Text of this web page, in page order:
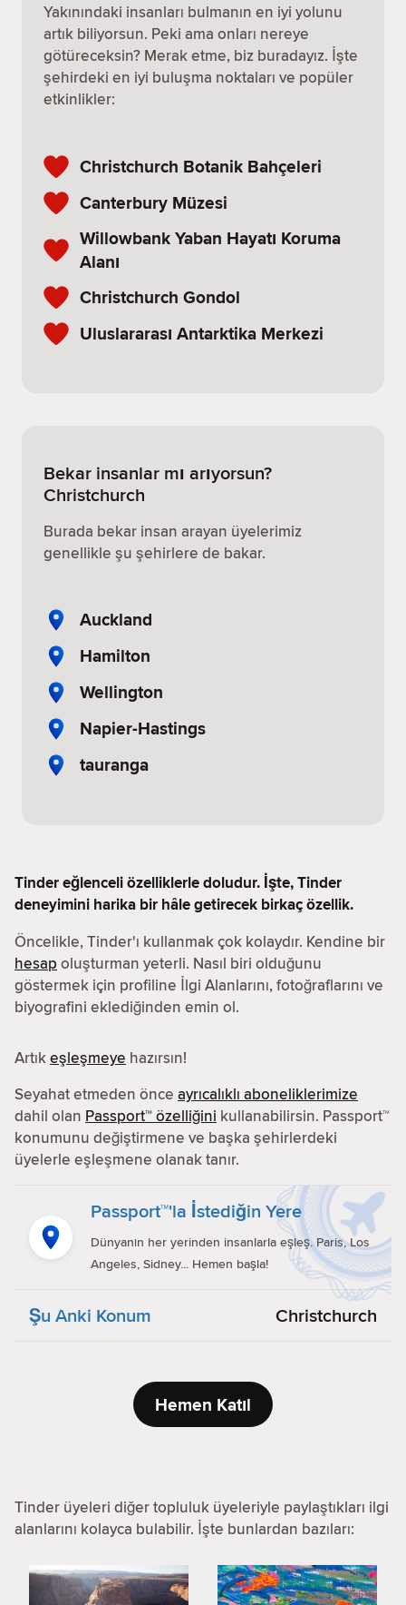
Yakınındaki insanları bulmanın en iyi yolunu
artık biliyorsun. Peki ama onları nereye
götüreceksin? Merak etme, biz buradayız. İşte
şehirdeki en iyi buluşma noktaları ve popüler
etkinlikler:
Christchurch Botanik Bahçeleri
Canterbury Müzesi
Willowbank Yaban Hayatı Koruma
Alanı
Christchurch Gondol
Uluslararası Antarktika Merkezi
Bekar insanlar mı arıyorsun?
Christchurch
Burada bekar insan arayan üyelerimiz
genellikle şu şehirlere de bakar.
Auckland
Hamilton
Wellington
Napier-Hastings
tauranga
Tinder eğlenceli özelliklerle doludur. İşte, Tinder
deneyimini harika bir hâle getirecek birkaç özellik.
Öncelikle, Tinder'ı kullanmak çok kolaydır. Kendine bir
hesap oluşturman yeterli. Nasıl biri olduğunu
göstermek için profiline İlgi Alanlarını, fotoğraflarını ve
biyografini eklediğinden emin ol.
Artıkeşleşmeye hazırsın!
Seyahat etmeden önce ayrıcalıklı aboneliklerimize
dahil olan Passport™ özelliğini kullanabilirsin. Passport™
konumunu değiştirmene ve başka şehirlerdeki
üyelerle eşleşmene olanak tanır.
Passport™'la İstediğin Yere
Dünyanın her yerinden insanlarla eşleş. Paris, Los
Angeles, Sidney... Hemen başla!
Şu Anki Konum Christchurch
Hemen Katıl
Tinder üyeleri diğer topluluk üyeleriyle paylaştıkları ilgi
alanlarını kolayca bulabilir. İşte bunlardan bazıları: